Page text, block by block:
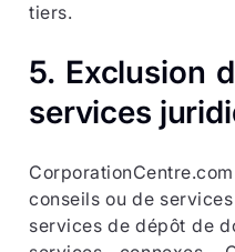
tiers.
5. Exclusion
services
conseils ou de
services de dépôt de